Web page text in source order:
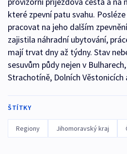
které zpevní patu svahu.
pracovat na jeho dalším
zajistila náhradní ubytování,
mají trvat dny až týdny. Stav
sesuvům půdy nejen v
Strachotíně, Dolních Věstonicích
ŠTÍTKY
Regiony Jihomoravský kraj